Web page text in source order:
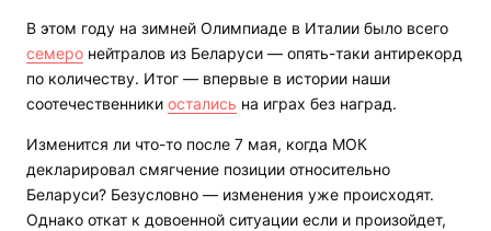
В этом году на зимней Олимпиаде в Италии было всего
семеро нейтралов из Беларуси — опять-таки антирекорд
по количеству. Итог — впервые в истории наши
соотечественники остались на играх без наград.
Изменится ли что-то после 7 мая, когда МОК
декларировал смягчение позиции относительно
Беларуси? Безусловно — изменения уже происходят.
Однако откат к довоенной ситуации если и произойдет,